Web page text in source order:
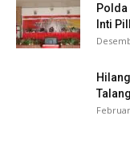
Polda
Inti